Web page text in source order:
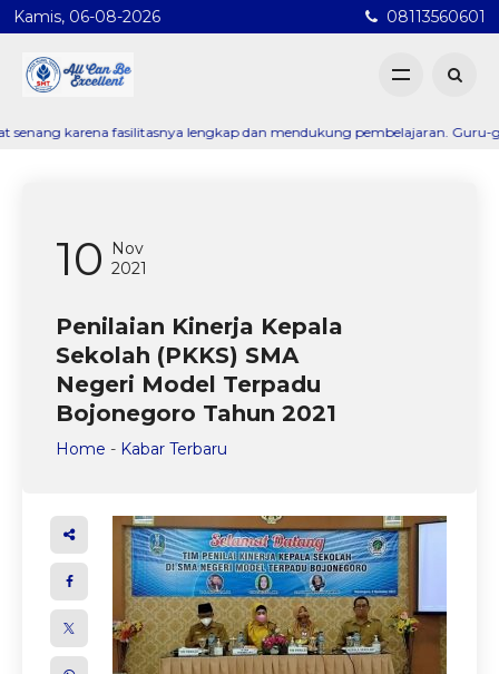
Kamis, 06-08-2026 08113560601
fasilitasnya lengkap dan mendukung pembelajaran. Guru-
10
Nov
2021
Penilaian Kinerja Kepala
Sekolah (PKKS) SMA
Negeri Model Terpadu
Bojonegoro Tahun 2021
Home - Kabar Terbaru